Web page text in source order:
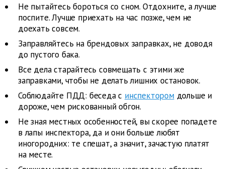
Не пытайтесь бороться со сном. Отдохните, а лучше
поспите. Лучше приехать на час позже, чем не
доехать совсем.
Заправляйтесь на брендовых заправках, не доводя
до пустого бака.
Все дела старайтесь совмещать с этими же
заправками, чтобы не делать лишних остановок.
Соблюдайте ПДД: беседа с инспекторомдольше и
дороже, чем рискованный обгон.
Не зная местных особенностей, вы скорее попадете
в лапы инспектора, да и они больше любят
иногородних: те спешат, а значит, зачастую платят
на месте.